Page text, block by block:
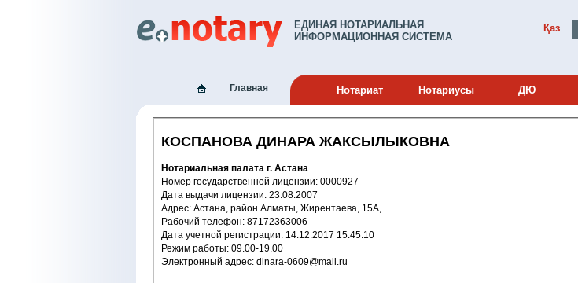
ЕДИНАЯ НОТАРИАЛЬНАЯ
ИНФОРМАЦИОННАЯ СИСТЕМА
Қаз
Главная Нотариат Нотариусы ДЮ
КОСПАНОВА ДИНАРА ЖАКСЫЛЫКОВНА
Нотариальная палата г. Астана
Номер государственной лицензии: 0000927
Дата выдачи лицензии: 23.08.2007
Адрес: Астана, район Алматы, Жирентаева, 15А,
Рабочий телефон: 87172363006
Дата учетной регистрации: 14.12.2017 15:45:10
Режим работы: 09.00-19.00
Электронный адрес: dinara-0609@mail.ru